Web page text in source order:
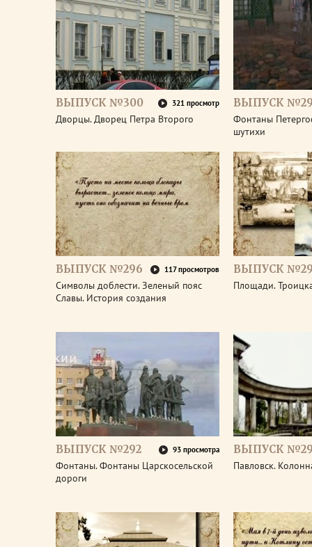
ВЫПУСК №300 321 просмотр
Дворцы. Дворец Петра Второго
ВЫПУСК
Фонтаны
шутихи
ВЫПУСК №296 117 просмотров
Символы доблести. Зеленый пояс
Славы. История создания
ВЫПУСК
Площади.
ВЫПУСК №292 93 просмотра
Фонтаны. Фонтаны Царскосельской
дороги
ВЫПУСК
Павловск.